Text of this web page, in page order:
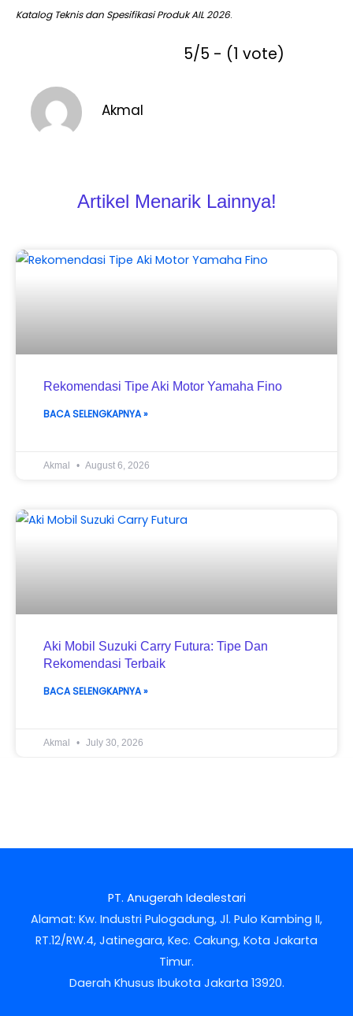
Katalog Teknis dan Spesifikasi Produk AIL 2026.
5/5 - (1 vote)
Akmal
Artikel Menarik Lainnya!
Rekomendasi Tipe Aki Motor Yamaha Fino
BACA SELENGKAPNYA »
Akmal August 6, 2026
Aki Mobil Suzuki Carry Futura: Tipe Dan
Rekomendasi Terbaik
BACA SELENGKAPNYA »
Akmal July 30, 2026
PT. Anugerah Idealestari
Alamat: Kw. Industri Pulogadung, Jl. Pulo Kambing II,
RT.12/RW.4, Jatinegara, Kec. Cakung, Kota Jakarta
Timur.
Daerah Khusus Ibukota Jakarta 13920.